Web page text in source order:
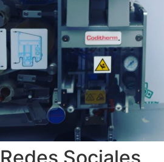
Redes Sociales